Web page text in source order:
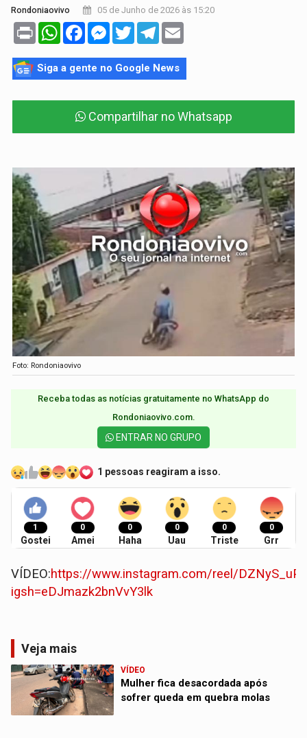
Rondoniaovivo 05 de Junho de 2026 às 15:20
Print WhatsAppFacebookMessenger
TwitterTelegram
Siga a gente no Google News
Compartilhar no Whatsapp
Foto: Rondoniaovivo
Receba todas as notícias gratuitamente no WhatsApp do
Rondoniaovivo.com.​
ENTRAR NO GRUPO
1 pessoas reagiram a isso.
1
Gostei
0
Amei
0
Haha
0
Uau
0
Triste
0
Grr
VÍDEO:https://www.instagram.com/reel/
igsh=eDJmazk2bnVvY3lk
Veja mais
VÍDEO
Mulher fica desacordada após
sofrer queda em quebra molas